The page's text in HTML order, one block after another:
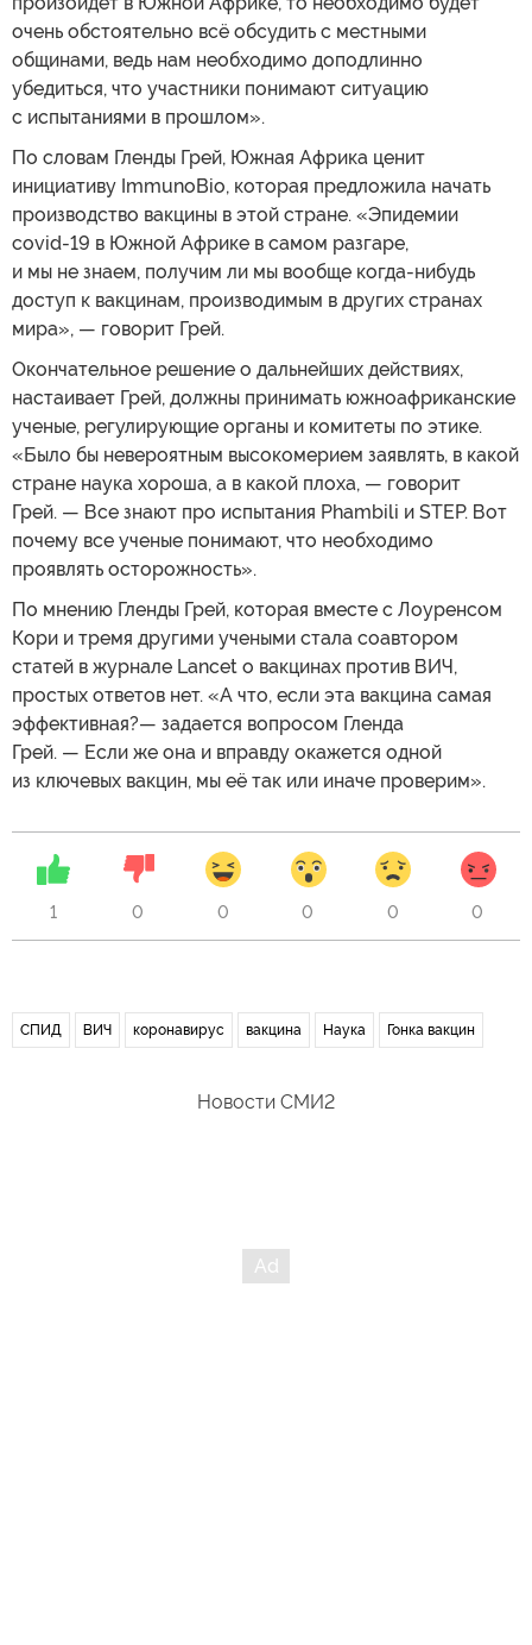
очень обстоятельно всё обсудить с местными
общинами, ведь нам необходимо доподлинно
убедиться, что участники понимают ситуацию
с испытаниями в прошлом».
По словам Гленды Грей, Южная Африка ценит
инициативу ImmunoBio, которая предложила начать
производство вакцины в этой стране. «Эпидемии
covid-19 в Южной Африке в самом разгаре,
и мы не знаем, получим ли мы вообще когда-нибудь
доступ к вакцинам, производимым в других странах
мира», — говорит Грей.
Окончательное решение о дальнейших действиях,
настаивает Грей, должны принимать южноафриканские
ученые, регулирующие органы и комитеты по этике.
«Было бы невероятным высокомерием заявлять, в какой
стране наука хороша, а в какой плоха, — говорит
Грей. — Все знают про испытания Phambili и STEP. Вот
почему все ученые понимают, что необходимо
проявлять осторожность».
По мнению Гленды Грей, которая вместе с Лоуренсом
Кори и тремя другими учеными стала соавтором
статей в журнале Lancet о вакцинах против ВИЧ,
простых ответов нет. «А что, если эта вакцина самая
эффективная?— задается вопросом Гленда
Грей. — Если же она и вправду окажется одной
из ключевых вакцин, мы её так или иначе проверим».
1 0 0 0 0 0
СПИД ВИЧ коронавирус вакцина Наука Гонка вакцин
Новости СМИ2